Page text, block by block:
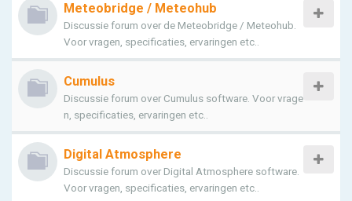
Meteobridge / Meteohub
Discussie forum over de Meteobridge / Meteohub.
Voor vragen, specificaties, ervaringen etc..
Cumulus
Discussie forum over Cumulus software. Voor vrage
n, specificaties, ervaringen etc..
Digital Atmosphere
Discussie forum over Digital Atmosphere software.
Voor vragen, specificaties, ervaringen etc..